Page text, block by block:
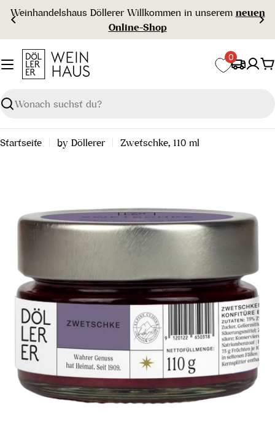
Zum
Inhalt
springen
Weinhandelshaus Döllerer Willkommen in unserem neuen
Online-Shop
Suchen
0
Startseite by Döllerer Zwetschke, 110 ml